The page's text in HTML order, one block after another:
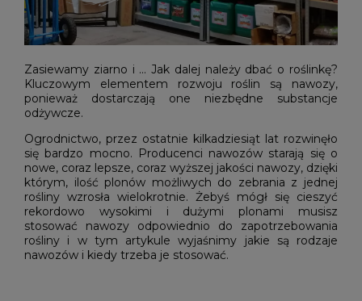
Zasiewamy ziarno i … Jak dalej należy dbać o roślinkę?
Kluczowym elementem rozwoju roślin są nawozy,
ponieważ dostarczają one niezbędne substancje
odżywcze.
Ogrodnictwo, przez ostatnie kilkadziesiąt lat rozwinęło
się bardzo mocno. Producenci nawozów starają się o
nowe, coraz lepsze, coraz wyższej jakości nawozy, dzięki
którym, ilość plonów możliwych do zebrania z jednej
rośliny wzrosła wielokrotnie. Żebyś mógł się cieszyć
rekordowo wysokimi i dużymi plonami musisz
stosować nawozy odpowiednio do zapotrzebowania
rośliny i w tym artykule wyjaśnimy jakie są rodzaje
nawozów i kiedy trzeba je stosować.